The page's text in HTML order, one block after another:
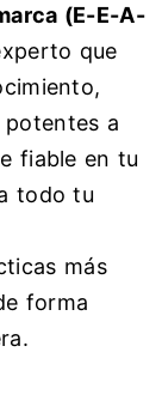
(E-E-A-
que
potentes a
fiable en tu
todo tu
más
forma